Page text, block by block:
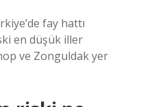
fay hattı
en düşük iller
ve Zonguldak yer